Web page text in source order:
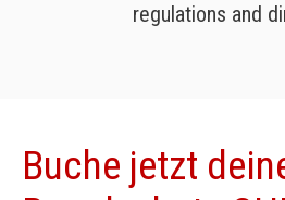
regulations and
Buche jetzt